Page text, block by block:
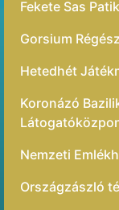
Fekete Sas
Gorsium
Hetedhét
Koronázó
Nemzeti
Országzászló